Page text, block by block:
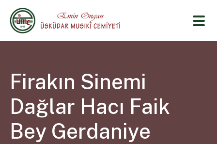
Firakın Sinemi
Dağlar Hacı Faik
Bey Gerdaniye